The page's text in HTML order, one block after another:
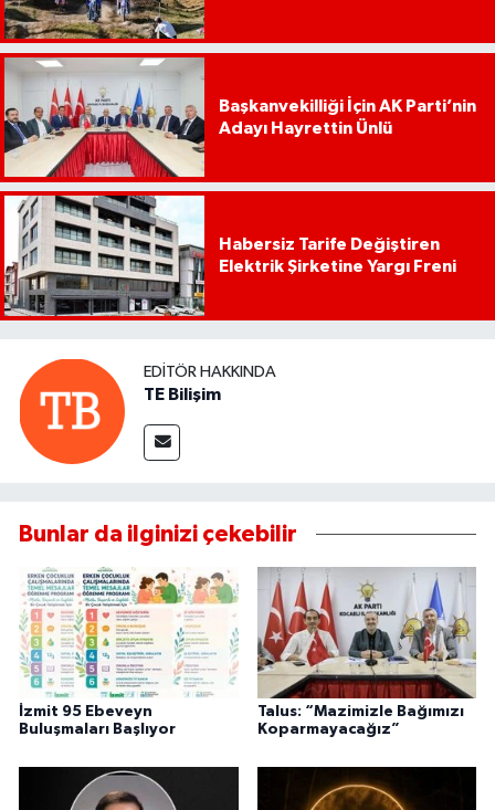
Başkanvekilliği İçin AK Parti’nin
Adayı Hayrettin Ünlü
Habersiz Tarife Değiştiren
Elektrik Şirketine Yargı Freni
EDITÖR HAKKINDA
TE Bilişim
Bunlar da ilginizi çekebilir
İzmit 95 Ebeveyn
Buluşmaları Başlıyor
Talus: “Mazimizle Bağımızı
Koparmayacağız”